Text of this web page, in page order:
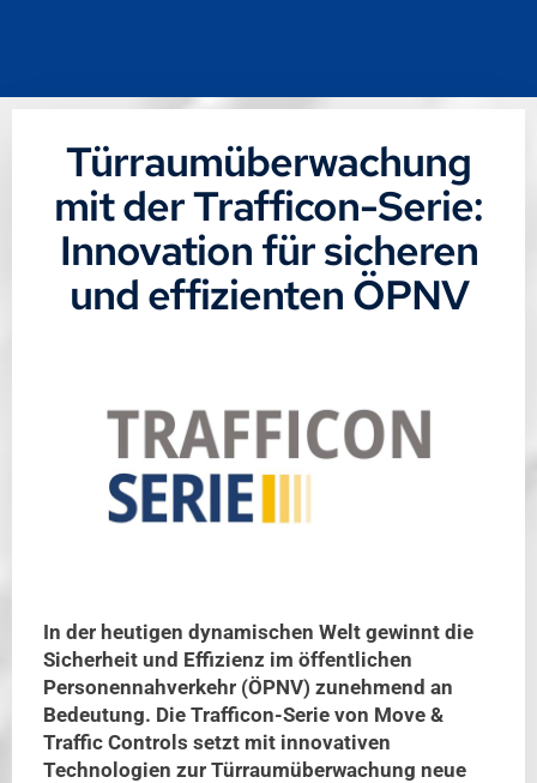
Türraumüberwachung
mit der Trafficon-Serie:
Innovation für sicheren
und effizienten ÖPNV
In der heutigen dynamischen Welt gewinnt die
Sicherheit und Effizienz im öffentlichen
Personennahverkehr (ÖPNV) zunehmend an
Bedeutung. Die Trafficon-Serie von Move &
Traffic Controls setzt mit innovativen
Technologien zur Türraumüberwachung neue